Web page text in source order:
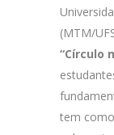
(MTM/
“Círculo
tem